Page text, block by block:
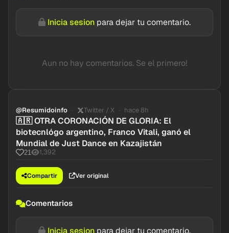
Inicia sesion para dejar tu comentario.
Aun no hay comentarios. Se el primero!
@Resumidoinfo Twitter / X hace 8h
🇦🇷 OTRA CORONACIÓN DE GLORIA: El
biotecnlógo argentino, Franco Vitali, ganó el
Mundial de Just Dance en Kazajistán
21 1,392
Compartir Ver original
Comentarios
Inicia sesion para dejar tu comentario.